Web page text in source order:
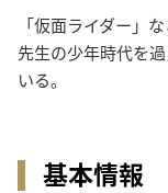
「仮面ライダー」
先生の少年時代を
いる。
基本情報